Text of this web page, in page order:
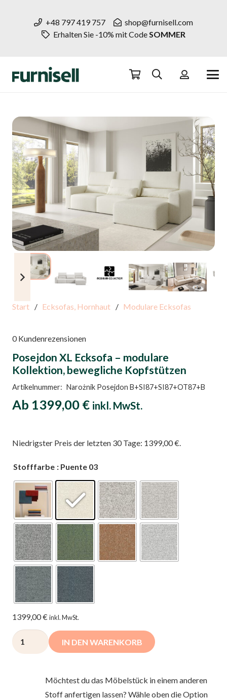
+48 797 419 757
shop@furnisell.com
Erhalten Sie -10% mit CodeSOMMER
Start / Ecksofas, Hornhaut / Modulare Ecksofas
0Kundenrezensionen
Posejdon XL Ecksofa – modulare
Kollektion, bewegliche Kopfstützen
Artikelnummer: Narożnik Posejdon B+SI87+SI87+OT87+B
Ab 1399,00 € inkl. MwSt.
Niedrigster Preis der letzten 30 Tage: 1399,00€.
Stofffarbe : Puente 03
1399,00€inkl. MwSt.
Posejdon
XL
IN DEN WARENKORB
Möchtest du das Möbelstück in einem anderen
Stoff anfertigen lassen? Wähle oben die Option